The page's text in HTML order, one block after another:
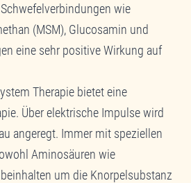
wie
(MSM), Glucosamin und
eine sehr positive Wirkung auf
Therapie bietet eine
Über elektrische Impulse wird
angeregt. Immer mit speziellen
Aminosäuren wie
um die Knorpelsubstanz